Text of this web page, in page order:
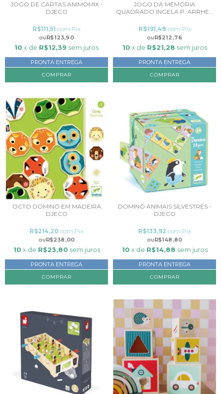
JOGO DE CARTAS ANIMOMIX -
DJECO
R$123,90
R$111,51 com Pix
10 x de R$12,39 sem juros
PRONTA ENTREGA
JOGO DA MEMÓRIA
QUADRADO INGELA P. ARRHE...
R$212,76
R$191,48 com Pix
10 x de R$21,28 sem juros
PRONTA ENTREGA
OCTO DOMINÓ EM MADEIRA
DJECO
R$238,00
R$214,20 com Pix
10 x de R$23,80 sem juros
PRONTA ENTREGA
DOMINÓ ANIMAIS SILVESTRES -
DJECO
R$148,80
R$133,92 com Pix
10 x de R$14,88 sem juros
PRONTA ENTREGA